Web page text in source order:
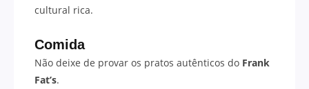
cultural rica.
Comida
Não deixe de provar os pratos autênticos do Frank
Fat’s.